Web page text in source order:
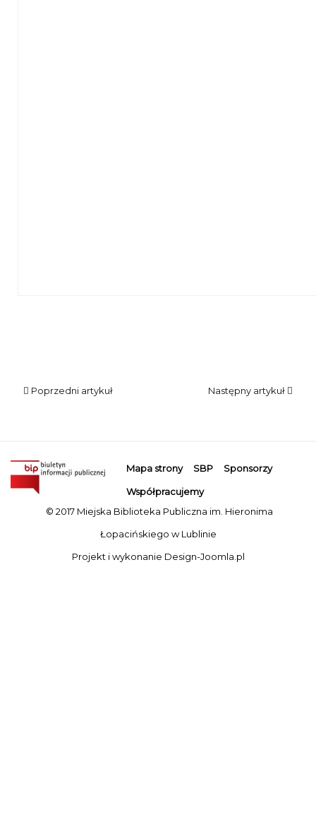
Poprzedni artykuł Następny artykuł
Mapa strony SBP Sponsorzy
Współpracujemy
© 2017 Miejska Biblioteka Publiczna im. Hieronima
Łopacińskiego w Lublinie
Projekt i wykonanie Design-Joomla.pl